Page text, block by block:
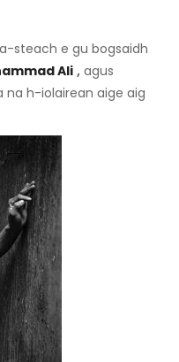
steach e gu bogsaidh
Ali , agus
na h-iolairean aige aig